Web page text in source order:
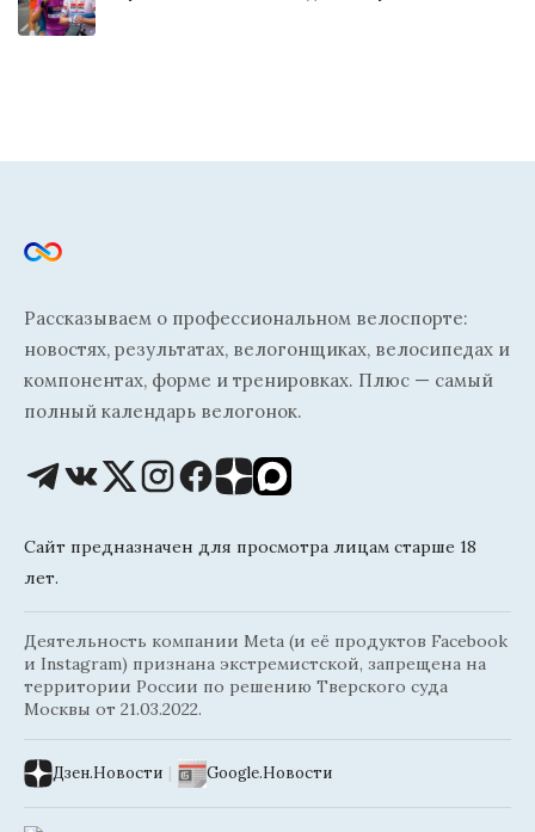
Рассказываем о профессиональном велоспорте:
новостях, результатах, велогонщиках, велосипедах и
компонентах, форме и тренировках. Плюс — самый
полный календарь велогонок.
Сайт предназначен для просмотра лицам старше 18
лет.
Деятельность компании Meta (и её продуктов Facebook
и Instagram) признана экстремистской, запрещена на
территории России по решению Тверского суда
Москвы от 21.03.2022.
Дзен.Новости | Google.Новости